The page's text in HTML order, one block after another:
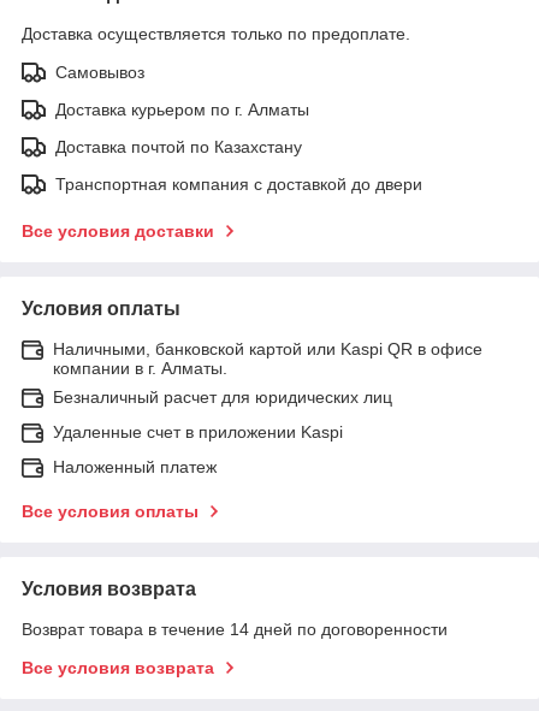
Доставка осуществляется только по предоплате.
Самовывоз
Доставка курьером по г. Алматы
Доставка почтой по Казахстану
Транспортная компания с доставкой до двери
Все условия доставки
Условия оплаты
Наличными, банковской картой или Kaspi QR в офисе
компании в г. Алматы.
Безналичный расчет для юридических лиц
Удаленные счет в приложении Kaspi
Наложенный платеж
Все условия оплаты
Условия возврата
Возврат товара в течение 14 дней по договоренности
Все условия возврата